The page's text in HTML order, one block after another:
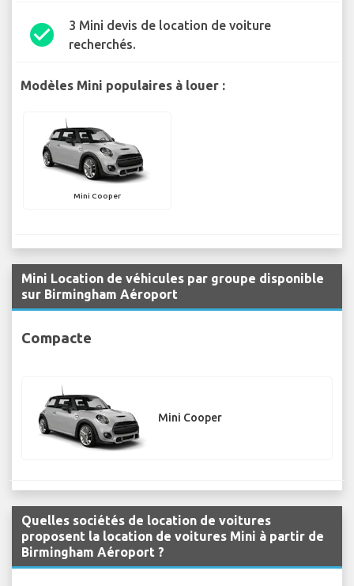
check_circle
3 Mini devis de location de voiture
recherchés.
Modèles Mini populaires à louer :
Mini Cooper
Mini Location de véhicules par groupe disponible
sur Birmingham Aéroport
Compacte
Mini Cooper
Quelles sociétés de location de voitures
proposent la location de voitures Mini à partir de
Birmingham Aéroport ?